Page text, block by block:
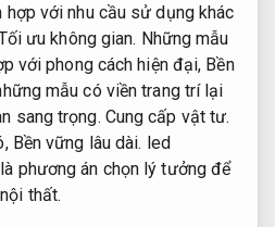
hợp với nhu cầu sử dụng khác
ưu không gian. Những mẫu
với phong cách hiện đại, Bền
mẫu có viền trang trí lại
sang trọng. Cung cấp vật tư.
Bền vững lâu dài. led
phương án chọn lý tưởng để
thất.